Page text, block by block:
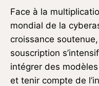
Face à la
mondial de la
croissance
souscription
intégrer des
et tenir compte de